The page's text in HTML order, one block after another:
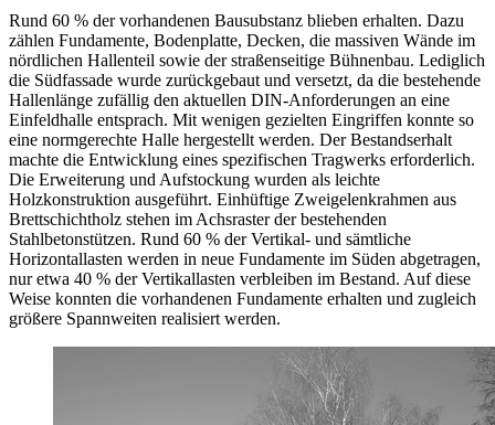
Rund 60 % der vorhandenen Bausubstanz blieben erhalten. Dazu
zählen Fundamente, Bodenplatte, Decken, die massiven Wände im
nördlichen Hallenteil sowie der straßenseitige Bühnenbau. Lediglich
die Südfassade wurde zurückgebaut und versetzt, da die bestehende
Hallenlänge zufällig den aktuellen DIN-Anforderungen an eine
Einfeldhalle entsprach. Mit wenigen gezielten Eingriffen konnte so
eine normgerechte Halle hergestellt werden. Der Bestandserhalt
machte die Entwicklung eines spezifischen Tragwerks erforderlich.
Die Erweiterung und Aufstockung wurden als leichte
Holzkonstruktion ausgeführt. Einhüftige Zweigelenkrahmen aus
Brettschichtholz stehen im Achsraster der bestehenden
Stahlbetonstützen. Rund 60 % der Vertikal- und sämtliche
Horizontallasten werden in neue Fundamente im Süden abgetragen,
nur etwa 40 % der Vertikallasten verbleiben im Bestand. Auf diese
Weise konnten die vorhandenen Fundamente erhalten und zugleich
größere Spannweiten realisiert werden.